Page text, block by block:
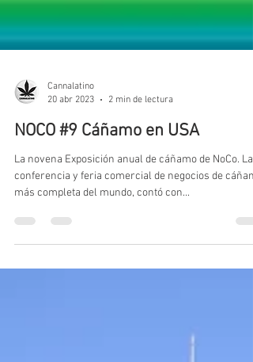
Cannalatino
20 abr 2023
2 min de lectura
NOCO #9 Cáñamo en USA
La novena Exposición anual de cáñamo de NoCo. La
conferencia y feria comercial de negocios de